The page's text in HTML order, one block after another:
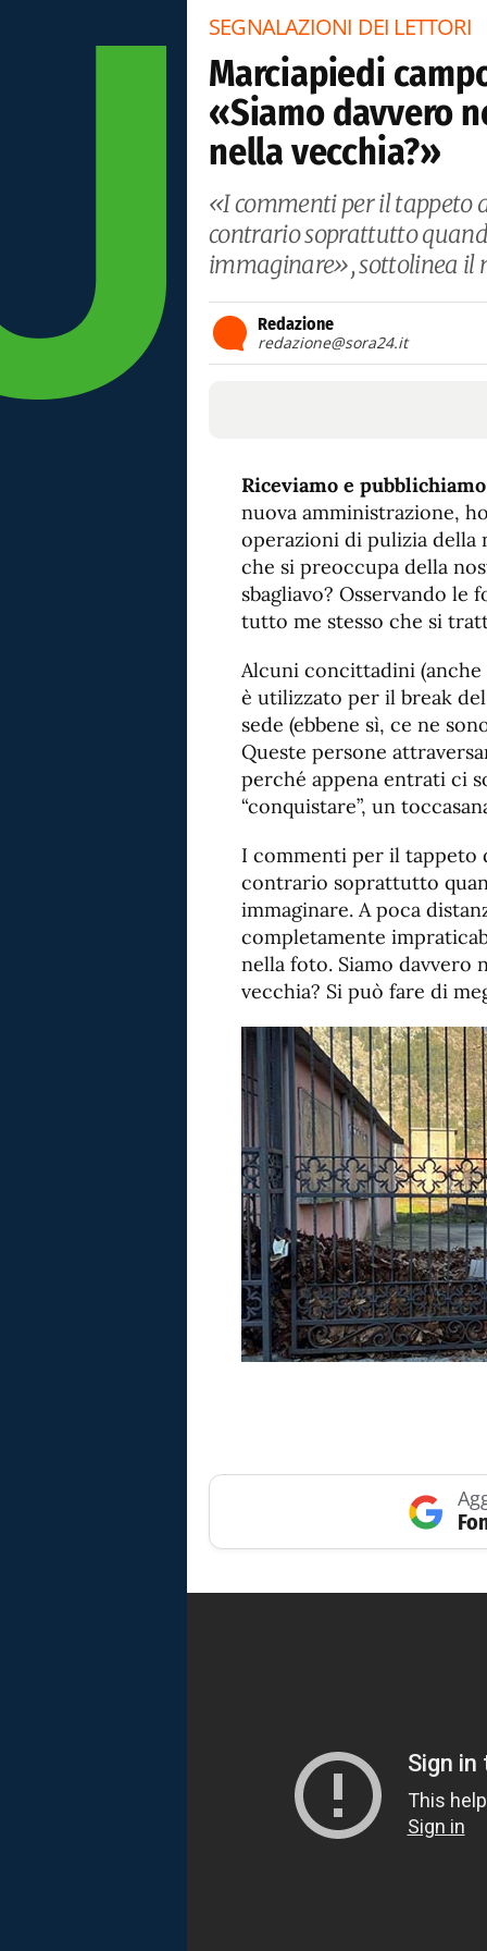
SEGNALAZIONI DEI LETTORI
Marciapiedi
«Siamo davvero
nella vecchia?»
«I commenti per il tappeto
contrario soprattutto
immaginare», sottolinea il
Redazione
redazione@sora24.it
Riceviamo e pubblichiamo
nuova amministrazione,
operazioni di pulizia della
che si preoccupa della
sbagliavo? Osservando le
tutto me stesso che si
Alcuni concittadini
è utilizzato per il break
sede (ebbene sì, ce ne
Queste persone
perché appena entrati ci
“conquistare”, un
I commenti per il tappeto
contrario soprattutto
immaginare. A poca
completamente
nella foto. Siamo davvero
vecchia? Si può fare di